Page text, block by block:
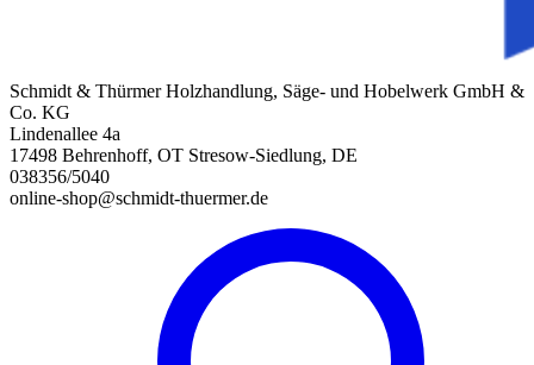
Schmidt & Thürmer Holzhandlung, Säge- und Hobelwerk GmbH &
Co. KG
Lindenallee 4a
17498 Behrenhoff, OT Stresow-Siedlung, DE
038356/5040
online-shop@schmidt-thuermer.de